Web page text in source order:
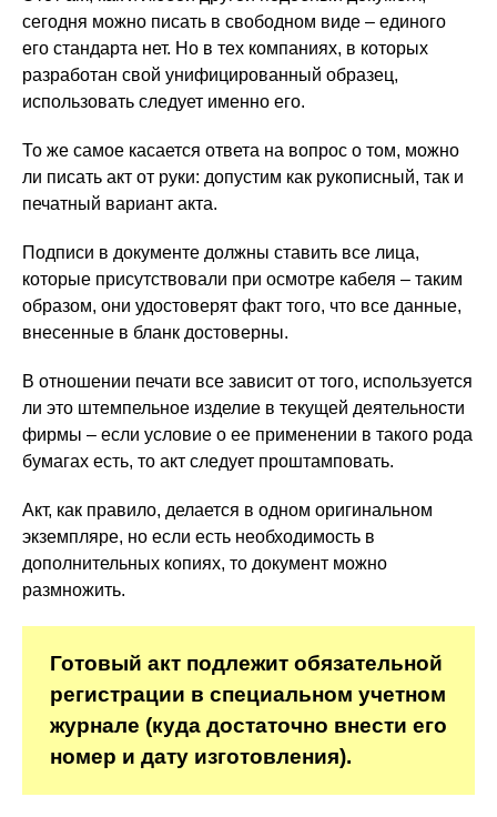
сегодня можно писать в свободном виде – единого
его стандарта нет. Но в тех компаниях, в которых
разработан свой унифицированный образец,
использовать следует именно его.
То же самое касается ответа на вопрос о том, можно
ли писать акт от руки: допустим как рукописный, так и
печатный вариант акта.
Подписи в документе должны ставить все лица,
которые присутствовали при осмотре кабеля – таким
образом, они удостоверят факт того, что все данные,
внесенные в бланк достоверны.
В отношении печати все зависит от того, используется
ли это штемпельное изделие в текущей деятельности
фирмы – если условие о ее применении в такого рода
бумагах есть, то акт следует проштамповать.
Акт, как правило, делается в одном оригинальном
экземпляре, но если есть необходимость в
дополнительных копиях, то документ можно
размножить.
Готовый акт подлежит обязательной
регистрации в специальном учетном
журнале (куда достаточно внести его
номер и дату изготовления).